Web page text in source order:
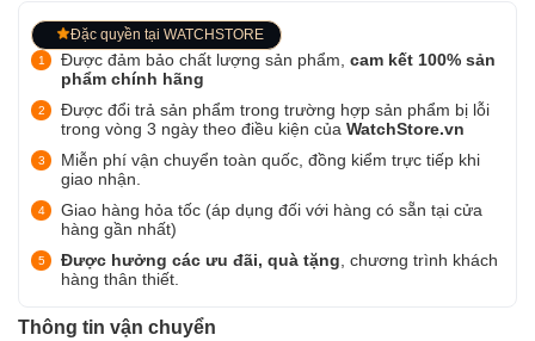
Đặc quyền tại WATCHSTORE
Được đảm bảo chất lượng sản phẩm, cam kết 100% sản
phẩm chính hãng
Được đổi trả sản phẩm trong trường hợp sản phẩm bị lỗi
trong vòng 3 ngày theo điều kiện của WatchStore.vn
Miễn phí vận chuyển toàn quốc, đồng kiểm trực tiếp khi
giao nhận.
Giao hàng hỏa tốc (áp dụng đối với hàng có sẵn tại cửa
hàng gần nhất)
Được hưởng các ưu đãi, quà tặng , chương trình khách
hàng thân thiết.
Thông tin vận chuyển